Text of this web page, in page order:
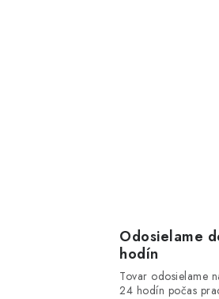
Odosielame
hodín
Tovar odosielame
24 hodín počas